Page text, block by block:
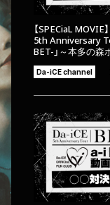
【SPECiaL MOVIE
5th Anniversary
BET-」～本多の森
Da-iCE channel